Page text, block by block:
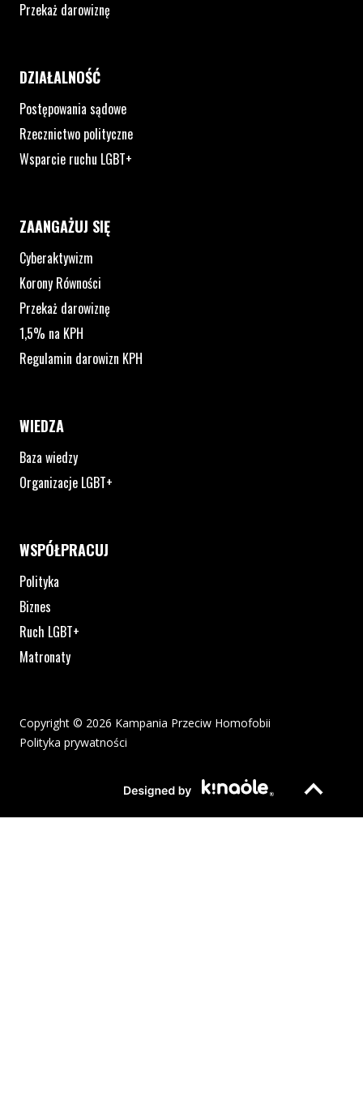
Przekaż darowiznę
DZIAŁALNOŚĆ
Postępowania sądowe
Rzecznictwo polityczne
Wsparcie ruchu LGBT+
ZAANGAŻUJ SIĘ
Cyberaktywizm
Korony Równości
Przekaż darowiznę
1,5% na KPH
Regulamin darowizn KPH
WIEDZA
Baza wiedzy
Organizacje LGBT+
WSPÓŁPRACUJ
Polityka
Biznes
Ruch LGBT+
Matronaty
Copyright © 2026 Kampania Przeciw Homofobii
Polityka prywatności
Strona otwiera